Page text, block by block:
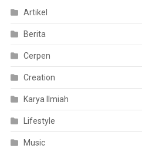
Artikel
Berita
Cerpen
Creation
Karya Ilmiah
Lifestyle
Music